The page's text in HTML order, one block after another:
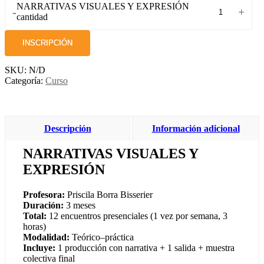
-NARRATIVAS VISUALES Y EXPRESIÓN
cantidad
+
INSCRIPCIÓN
SKU: N/D
Categoría: Curso
Descripción Información adicional
NARRATIVAS VISUALES Y
EXPRESIÓN
Profesora: Priscila Borra Bisserier
Duración: 3 meses
Total: 12 encuentros presenciales (1 vez por semana, 3
horas)
Modalidad: Teórico–práctica
Incluye: 1 producción con narrativa + 1 salida + muestra
colectiva final